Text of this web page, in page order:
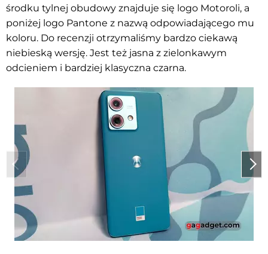
środku tylnej obudowy znajduje się logo Motoroli, a
poniżej logo Pantone z nazwą odpowiadającego mu
koloru. Do recenzji otrzymaliśmy bardzo ciekawą
niebieską wersję. Jest też jasna z zielonkawym
odcieniem i bardziej klasyczna czarna.